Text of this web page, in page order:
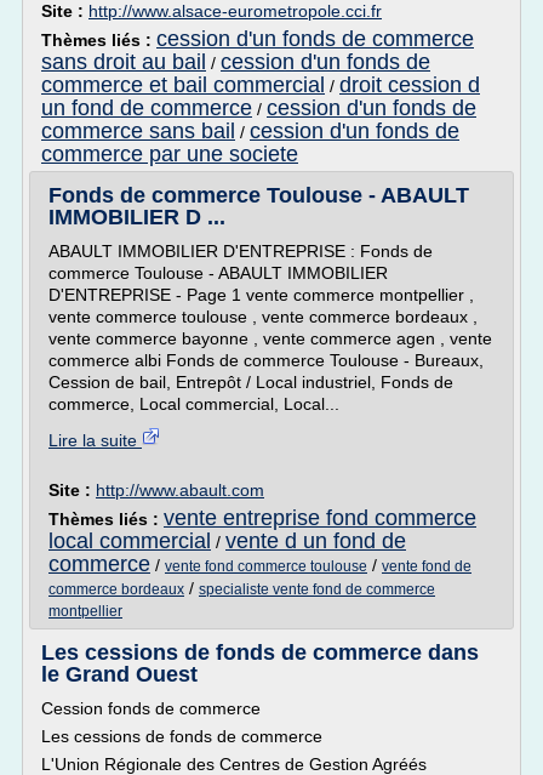
Site : http://www.alsace-eurometropole.cci.fr
Thèmes liés : cession d'un fonds de commerce
sans droit au bail / cession d'un fonds de
commerce et bail commercial / droit cession d
un fond de commerce / cession d'un fonds de
commerce sans bail / cession d'un fonds de
commerce par une societe
Fonds de commerce Toulouse - ABAULT
IMMOBILIER D ...
ABAULT IMMOBILIER D'ENTREPRISE : Fonds de
commerce Toulouse - ABAULT IMMOBILIER
D'ENTREPRISE - Page 1 vente commerce montpellier ,
vente commerce toulouse , vente commerce bordeaux ,
vente commerce bayonne , vente commerce agen , vente
commerce albi Fonds de commerce Toulouse - Bureaux,
Cession de bail, Entrepôt / Local industriel, Fonds de
commerce, Local commercial, Local...
Lire la suite
Site : http://www.abault.com
Thèmes liés : vente entreprise fond commerce
local commercial / vente d un fond de
commerce / vente fond commerce toulouse / vente fond de
commerce bordeaux / specialiste vente fond de commerce
montpellier
Les cessions de fonds de commerce dans
le Grand Ouest
Cession fonds de commerce
Les cessions de fonds de commerce
L'Union Régionale des Centres de Gestion Agréés